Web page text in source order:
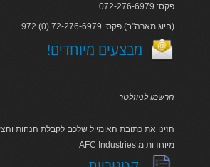
פקס: 072-276-6979
+972 (0) 72-276-6979 :חיוג מארה"ב) פקס)
!מבצעים מיוחדים
הרשמו לניוזלטר
הזינו את כתובת האימייל שלכם לקבלת הנחות
AFC Industries מיוחדות מ